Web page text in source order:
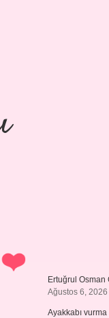
Ertuğrul
Ağustos 6, 2026
Ayakkabı vurma